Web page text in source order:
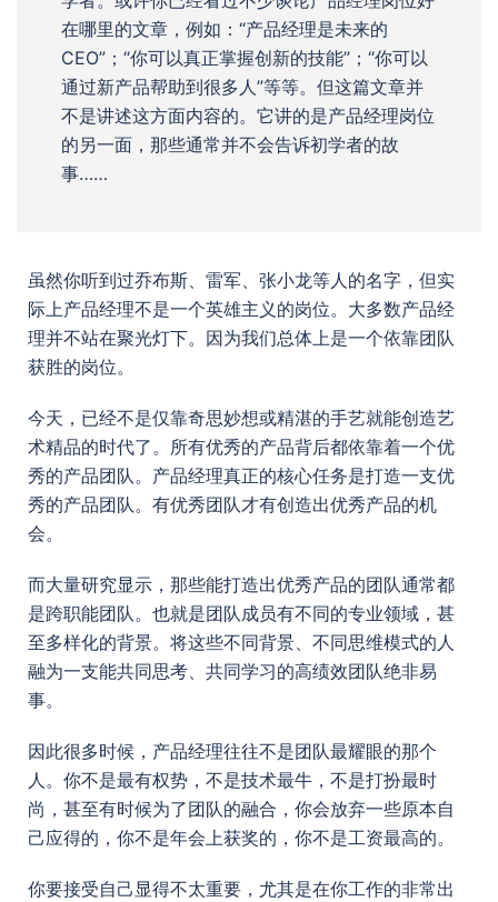
在哪里的文章，例如：“产品经理是未来的
CEO”；“你可以真正掌握创新的技能”；“你可以
通过新产品帮助到很多人”等等。但这篇文章并
不是讲述这方面内容的。它讲的是产品经理岗位
的另一面，那些通常并不会告诉初学者的故
事……
虽然你听到过乔布斯、雷军、张小龙等人的名字，但实
际上产品经理不是一个英雄主义的岗位。大多数产品经
理并不站在聚光灯下。因为我们总体上是一个依靠团队
获胜的岗位。
今天，已经不是仅靠奇思妙想或精湛的手艺就能创造艺
术精品的时代了。所有优秀的产品背后都依靠着一个优
秀的产品团队。产品经理真正的核心任务是打造一支优
秀的产品团队。有优秀团队才有创造出优秀产品的机
会。
而大量研究显示，那些能打造出优秀产品的团队通常都
是跨职能团队。也就是团队成员有不同的专业领域，甚
至多样化的背景。将这些不同背景、不同思维模式的人
融为一支能共同思考、共同学习的高绩效团队绝非易
事。
因此很多时候，产品经理往往不是团队最耀眼的那个
人。你不是最有权势，不是技术最牛，不是打扮最时
尚，甚至有时候为了团队的融合，你会放弃一些原本自
己应得的，你不是年会上获奖的，你不是工资最高的。
你要接受自己显得不太重要，尤其是在你工作的非常出